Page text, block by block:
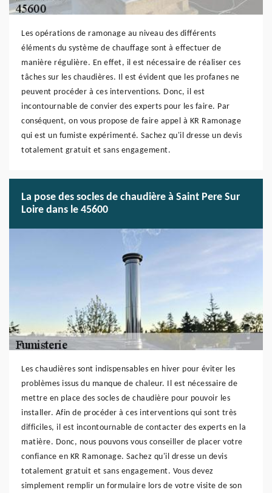
Les opérations de ramonage au niveau des différents
éléments du système de chauffage sont à effectuer de
manière régulière. En effet, il est nécessaire de réaliser ces
tâches sur les chaudières. Il est évident que les profanes ne
peuvent procéder à ces interventions. Donc, il est
incontournable de convier des experts pour les faire. Par
conséquent, on vous propose de faire appel à KR Ramonage
qui est un fumiste expérimenté. Sachez qu'il dresse un devis
totalement gratuit et sans engagement.
La pose des socles de chaudière à Saint Pere Sur
Loire dans le 45600
Les chaudières sont indispensables en hiver pour éviter les
problèmes issus du manque de chaleur. Il est nécessaire de
mettre en place des socles de chaudière pour pouvoir les
installer. Afin de procéder à ces interventions qui sont très
difficiles, il est incontournable de contacter des experts en la
matière. Donc, nous pouvons vous conseiller de placer votre
confiance en KR Ramonage. Sachez qu'il dresse un devis
totalement gratuit et sans engagement. Vous devez
simplement remplir un formulaire lors de votre visite de son